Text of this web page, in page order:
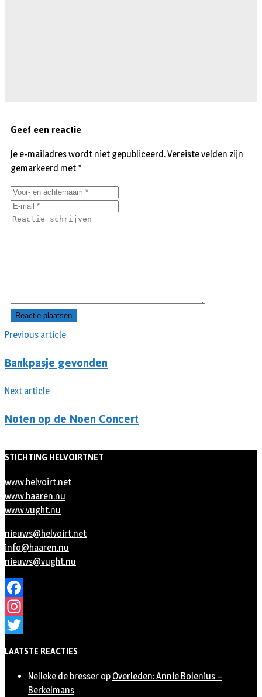
Previous article
Bankpasje gevonden
Next article
Noten op de Noen Concert
Geef een reactie
Je e-mailadres wordt niet gepubliceerd.Vereiste velden zijn
gemarkeerd met *
STICHTING HELVOIRTNET
www.helvoirt.net
www.haaren.nu
www.vught.nu
nieuws@helvoirt.net
info@haaren.nu
nieuws@vught.nu
Facebook
Instagram
LAATSTE REACTIES
Nelleke de bresser op Overleden: Annie Bolenius –
Berkelmans